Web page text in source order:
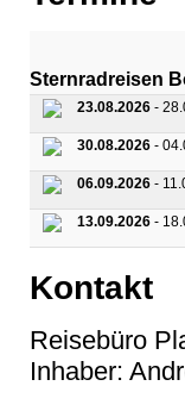
Sternradreisen
23.08.2026 -
30.08.2026 -
06.09.2026 -
13.09.2026 -
Kontakt
Reisebüro
Inhaber: